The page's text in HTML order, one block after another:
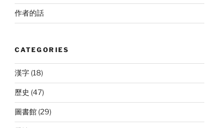
作者的話
CATEGORIES
漢字 (18)
歷史 (47)
圖書館 (29)